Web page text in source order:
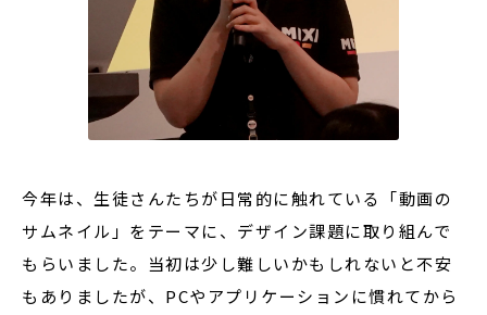
今年は、生徒さんたちが日常的に触れている「動画の
サムネイル」をテーマに、デザイン課題に取り組んで
もらいました。当初は少し難しいかもしれないと不安
もありましたが、PCやアプリケーションに慣れてから